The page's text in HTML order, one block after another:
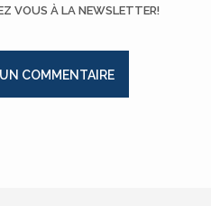
VOUS À LA NEWSLETTER!